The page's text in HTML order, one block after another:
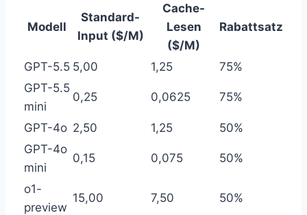
Modell
Standard-
Input ($/M)
Cache-
Lesen
($/M)
Rabattsatz
GPT-5.5 5,00 1,25
75%
GPT-5.5
mini
0,25 0,0625 75%
GPT-4o 2,50 1,25
50%
GPT-4o
mini
0,15 0,075 50%
o1-
preview
15,00 7,50 50%